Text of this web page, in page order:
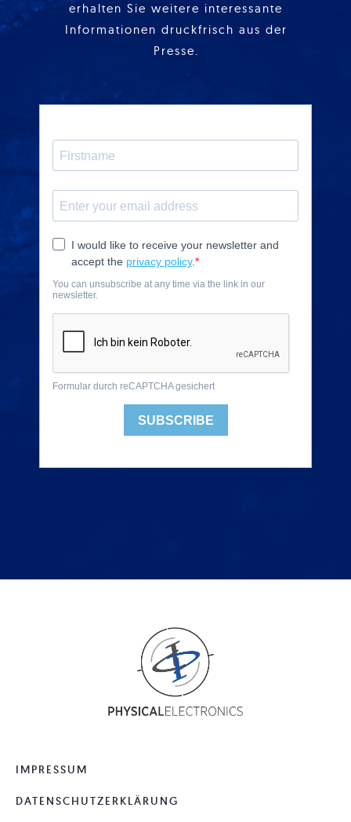
erhalten Sie weitere interessante
Informationen druckfrisch aus der
Presse.
IMPRESSUM
DATENSCHUTZERKLÄRUNG